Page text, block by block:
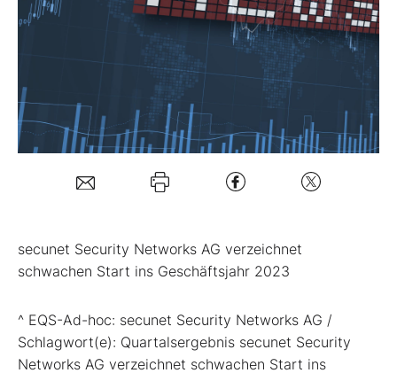
Mein Konto
Kontakt
secunet Security Networks AG verzeichnet
schwachen Start ins Geschäftsjahr 2023
^ EQS-Ad-hoc: secunet Security Networks AG /
Schlagwort(e): Quartalsergebnis secunet Security
Networks AG verzeichnet schwachen Start ins